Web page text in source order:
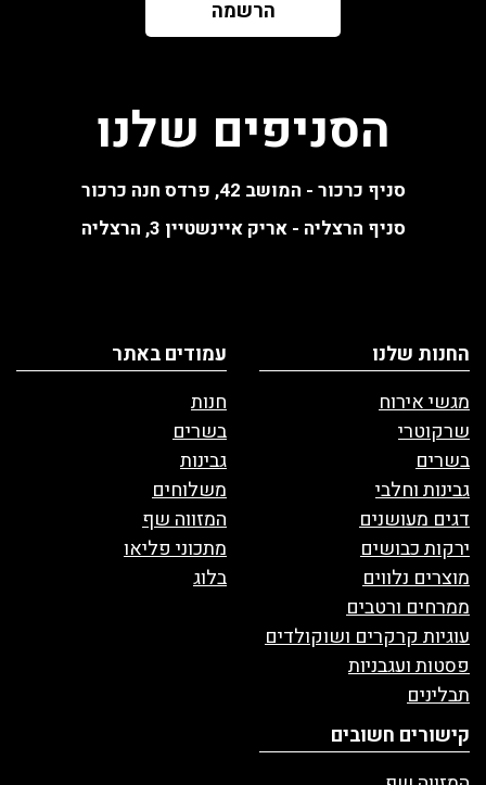
הרשמה
הסניפים שלנו
סניף כרכור - המושב 42, פרדס חנה כרכור
סניף הרצליה - אריק איינשטיין 3, הרצליה
החנות שלנו
מגשי אירוח
שרקוטרי
בשרים
גבינות וחלבי
דגים מעושנים
ירקות כבושים
מוצרים נלווים
ממרחים ורטבים
עוגיות קרקרים ושוקולדים
פסטות ועגבניות
תבלינים
עמודים באתר
חנות
בשרים
גבינות
משלוחים
המזווה שף
מתכוני פליאו
בלוג
קישורים חשובים